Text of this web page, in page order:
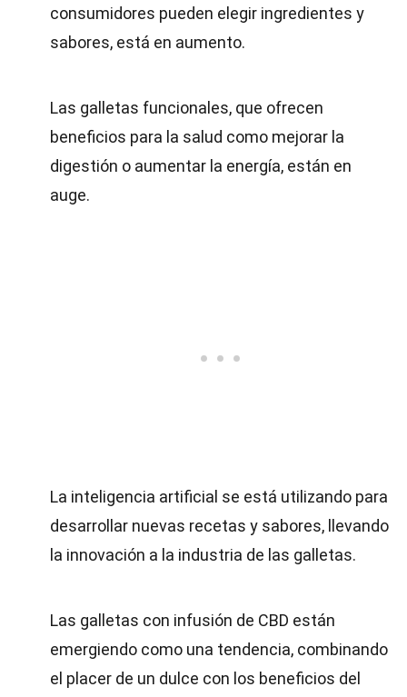
consumidores pueden elegir ingredientes y
sabores, está en aumento.
Las galletas funcionales, que ofrecen
beneficios para la salud como mejorar la
digestión o aumentar la energía, están en
auge.
La inteligencia artificial se está utilizando para
desarrollar nuevas recetas y sabores, llevando
la innovación a la industria de las galletas.
Las galletas con infusión de CBD están
emergiendo como una tendencia, combinando
el placer de un dulce con los beneficios del